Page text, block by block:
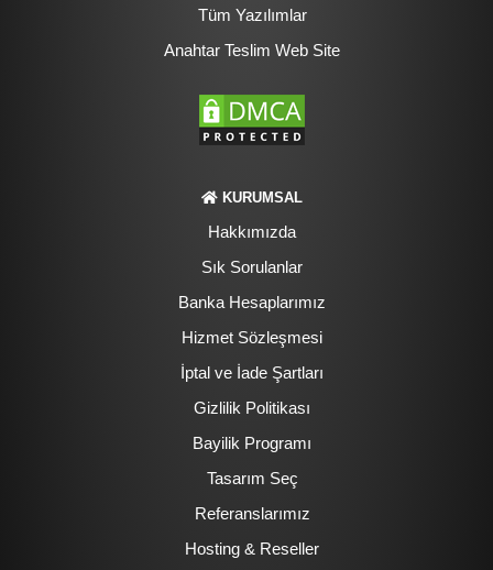
Tüm Yazılımlar
Anahtar Teslim Web Site
KURUMSAL
Hakkımızda
Sık Sorulanlar
Banka Hesaplarımız
Hizmet Sözleşmesi
İptal ve İade Şartları
Gizlilik Politikası
Bayilik Programı
Tasarım Seç
Referanslarımız
Hosting & Reseller